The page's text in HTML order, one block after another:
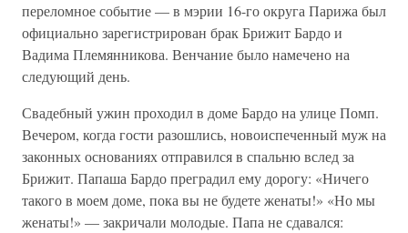
переломное событие — в мэрии 16-го округа Парижа был
официально зарегистрирован брак Брижит Бардо и
Вадима Племянникова. Венчание было намечено на
следующий день.
Свадебный ужин проходил в доме Бардо на улице Помп.
Вечером, когда гости разошлись, новоиспеченный муж на
законных основаниях отправился в спальню вслед за
Брижит. Папаша Бардо преградил ему дорогу: «Ничего
такого в моем доме, пока вы не будете женаты!» «Но мы
женаты!» — закричали молодые. Папа не сдавался: